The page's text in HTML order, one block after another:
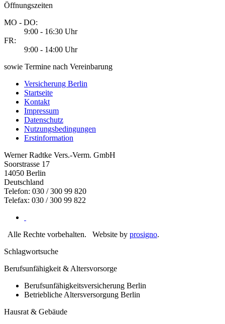
Öffnungszeiten
MO - DO:
9:00 - 16:30 Uhr
FR:
9:00 - 14:00 Uhr
sowie Termine nach Vereinbarung
Versicherung Berlin
Startseite
Kontakt
Impressum
Datenschutz
Nutzungsbedingungen
Erstinformation
Werner Radtke Vers.-Verm. GmbH
Soorstrasse 17
14050 Berlin
Deutschland
Telefon: 030 / 300 99 820
Telefax: 030 / 300 99 822
Alle Rechte vorbehalten. Website by prosigno.
Schlagwortsuche
Berufsunfähigkeit & Altersvorsorge
Berufsunfähigkeitsversicherung Berlin
Betriebliche Altersversorgung Berlin
Hausrat & Gebäude